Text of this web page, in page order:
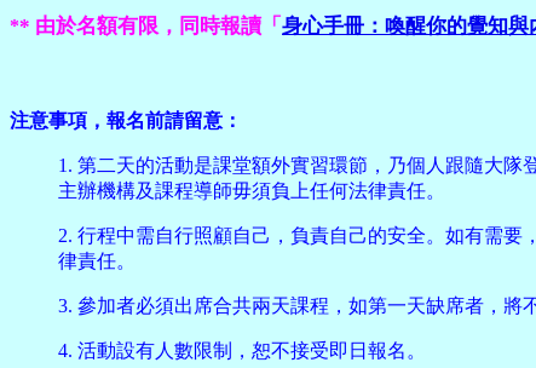
** 由於名額有限，同時報讀「 身心手冊：喚醒你的覺知與
注意事項，報名前請留意：
1. 第二天的活動是課堂額外實習環節，乃個人跟隨大
主辦機構及課程導師毋須負上任何法律責任。
2. 行程中需自行照顧自己，負責自己的安全。如有需
律責任。
3. 參加者必須出席合共兩天課程，如第一天缺席者，將
4. 活動設有人數限制，恕不接受即日報名。